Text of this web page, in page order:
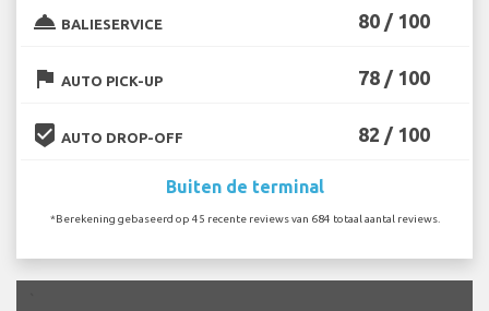
room_service BALIESERVICE 80 / 100
flag AUTO PICK-UP 78 / 100
beenhere AUTO DROP-OFF 82 / 100
Buiten de terminal
*Berekening gebaseerd op 45 recente reviews van 684 totaal aantal reviews.